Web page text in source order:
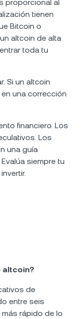
proporcional al
tienen
Bitcoin o
altcoin de alta
toda tu
Si un altcoin
una corrección
financiero. Los
Los
una guía
siempre tu
altcoin?
de
entre seis
rápido de lo